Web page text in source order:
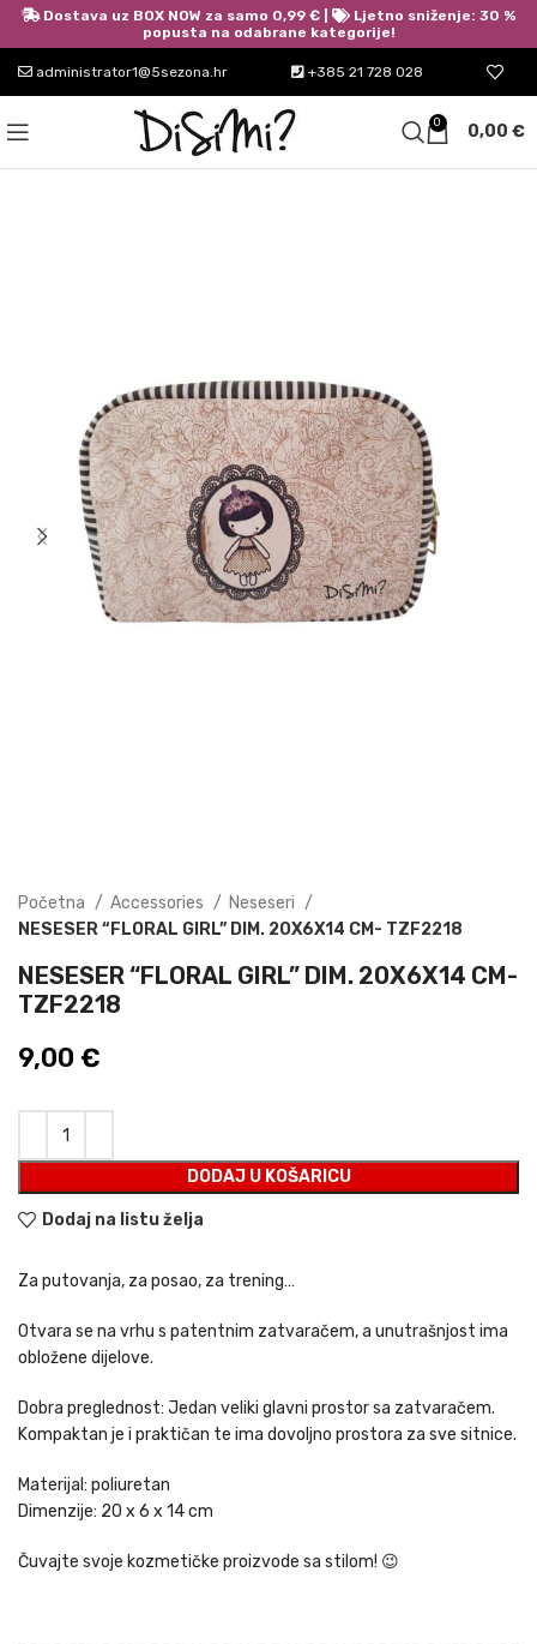
administrator1@5sezona.hr +385 21 728 028
0 0,00 €
Početna Accessories
Neseseri
NESESER “FLORAL GIRL” DIM. 20X6X14 CM- TZF2218
NESESER “FLORAL GIRL” DIM. 20X6X14 CM-
TZF2218
9,00 €
DODAJ U KOŠARICU
Dodaj na listu želja
Za putovanja, za posao, za trening…
Otvara se na vrhu s patentnim zatvaračem, a unutrašnjost ima
obložene dijelove.
Dobra preglednost: Jedan veliki glavni prostor sa zatvaračem.
Kompaktan je i praktičan te ima dovoljno prostora za sve sitnice.
Materijal: poliuretan
Dimenzije: 20 x 6 x 14 cm
Čuvajte svoje kozmetičke proizvode sa stilom! 😉
Dostava uz BOX NOW za samo 0,99 € |
Ljetno sniženje: 30 %
popusta na odabrane kategorije!